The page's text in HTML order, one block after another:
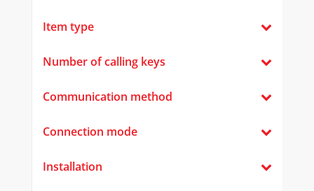
Item type
Number of calling keys
Communication method
Connection mode
Installation